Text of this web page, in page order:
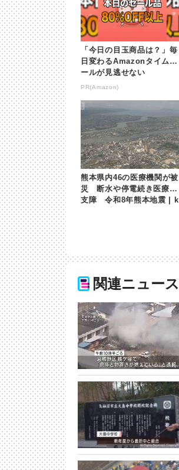
「今日の目玉商品は？」毎
日変わるAmazonタイムセ
ールが見逃せない
PR(Amazon)
熊本県内46の医療機関が被
災 断水や停電続き医療に
支障 令和8年熊本地震 | k
関連ニュース